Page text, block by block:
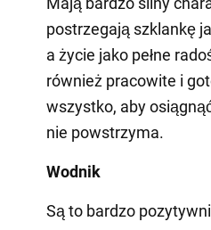
postrzegają szklankę
a życie jako pełne
również pracowite i
wszystko, aby
nie powstrzyma.
Wodnik
Są to bardzo